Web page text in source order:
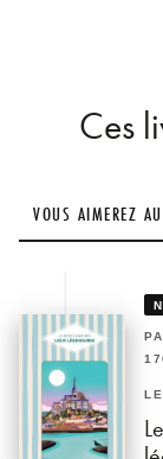
Ces
VOUS AIMEREZ